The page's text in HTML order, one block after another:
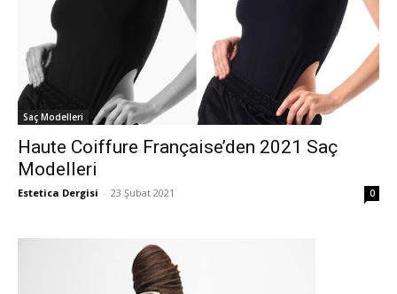
Saç Modelleri
Haute Coiffure Française’den 2021 Saç
Modelleri
Estetica Dergisi - 23 Şubat 2021 0